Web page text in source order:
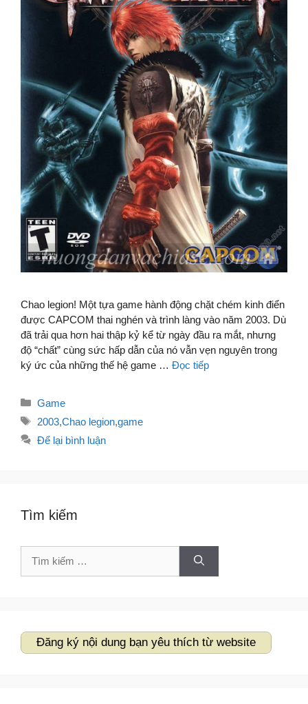
Chao legion! Một tựa game hành động chặt chém kinh điển
được CAPCOM thai nghén và trình làng vào năm 2003. Dù
đã trải qua hơn hai thập kỷ kể từ ngày đầu ra mắt, nhưng
độ “chất” cùng sức hấp dẫn của nó vẫn vẹn nguyên trong
ký ức của những thế hệ game … Đọc tiếp
Danh
mục
Game
Thẻ
2003,Chao legion,game
Để lại bình luận
Tìm kiếm
Đăng ký nội dung bạn yêu thích từ website